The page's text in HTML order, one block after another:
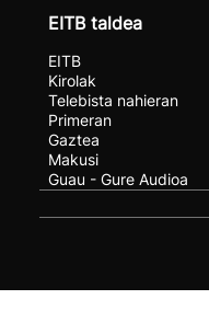
EITB taldea
EITB
Kirolak
Telebista nahieran
Primeran
Gaztea
Makusi
Guau - Gure Audioa